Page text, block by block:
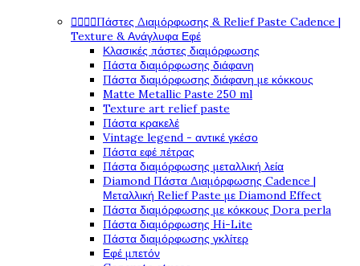
Πάστες Διαμόρφωσης & Relief Paste Cadence |
Texture & Ανάγλυφα Εφέ
Κλασικές πάστες διαμόρφωσης
Πάστα διαμόρφωσης διάφανη
Πάστα διαμόρφωσης διάφανη με κόκκους
Matte Metallic Paste 250 ml
Texture art relief paste
Πάστα κρακελέ
Vintage legend - αντικέ γκέσο
Πάστα εφέ πέτρας
Πάστα διαμόρφωσης μεταλλική λεία
Diamond Πάστα Διαμόρφωσης Cadence |
Μεταλλική Relief Paste με Diamond Effect
Πάστα διαμόρφωσης με κόκκους Dora perla
Πάστα διαμόρφωσης Hi-Lite
Πάστα διαμόρφωσης γκλίτερ
Εφέ μπετόν